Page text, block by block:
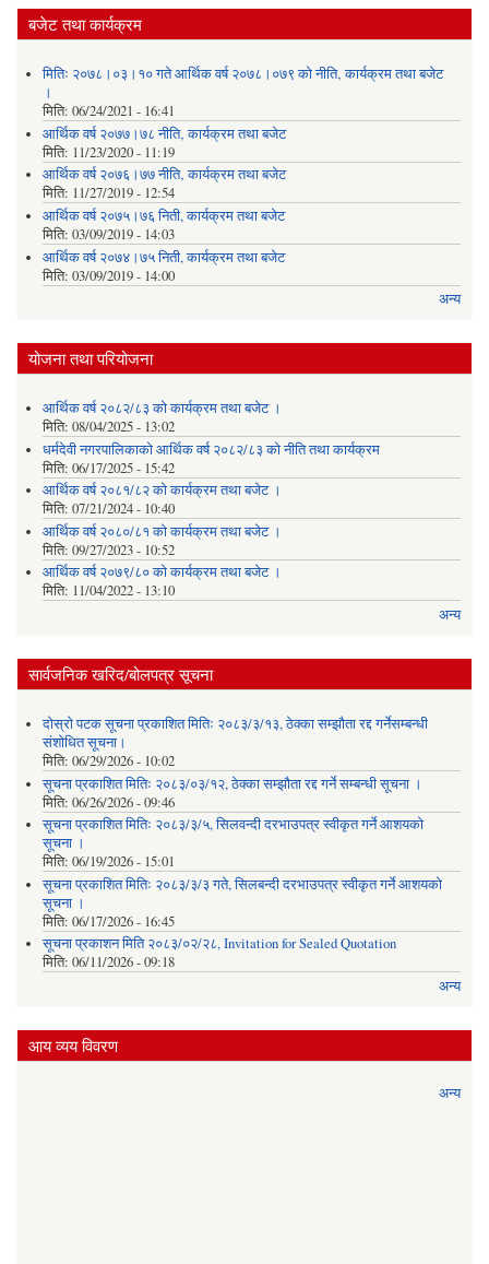
बजेट तथा कार्यक्रम
मितिः २०७८।०३।१० गते आर्थिक वर्ष २०७८।०७९ को नीति‚ कार्यक्रम तथा बजेट
।
मिति: 06/24/2021 - 16:41
आर्थिक वर्ष २०७७।७८ नीति‚ कार्यक्रम तथा बजेट
मिति: 11/23/2020 - 11:19
आर्थिक वर्ष २०७६।७७ नीति‚ कार्यक्रम तथा बजेट
मिति: 11/27/2019 - 12:54
आर्थिक वर्ष २०७५।७६ निती, कार्यक्रम तथा बजेट
मिति: 03/09/2019 - 14:03
आर्थिक वर्ष २०७४।७५ निती, कार्यक्रम तथा बजेट
मिति: 03/09/2019 - 14:00
अन्य
योजना तथा परियोजना
आर्थिक वर्ष २०८२/८३ को कार्यक्रम तथा बजेट ।
मिति: 08/04/2025 - 13:02
धर्मदेवी नगरपालिकाको आर्थिक वर्ष २०८२/८३ को नीति तथा कार्यक्रम
मिति: 06/17/2025 - 15:42
आर्थिक वर्ष २०८१/८२ को कार्यक्रम तथा बजेट ।
मिति: 07/21/2024 - 10:40
आर्थिक वर्ष २०८०/८१ को कार्यक्रम तथा बजेट ।
मिति: 09/27/2023 - 10:52
आर्थिक वर्ष २०७९/८० को कार्यक्रम तथा बजेट ।
मिति: 11/04/2022 - 13:10
अन्य
सार्वजनिक खरिद/बोलपत्र सूचना
दोस्रो पटक सूचना प्रकाशित मितिः २०८३/३/१३, ठेक्का सम्झौता रद्द गर्नेसम्बन्धी
संशोधित सूचना।
मिति: 06/29/2026 - 10:02
सूचना प्रकाशित मितिः २०८३/०३/१२, ठेक्का सम्झौता रद्द गर्ने सम्बन्धी सूचना ।
मिति: 06/26/2026 - 09:46
सूचना प्रकाशित मितिः २०८३/३/५, सिलवन्दी दरभाउपत्र स्वीकृत गर्ने आशयको
सूचना ।
मिति: 06/19/2026 - 15:01
सूचना प्रकाशित मितिः २०८३/३/३ गते, सिलबन्दी दरभाउपत्र स्वीकृत गर्ने आशयको
सूचना ।
मिति: 06/17/2026 - 16:45
सूचना प्रकाशन मिति २०८३/०२/२८, Invitation for Sealed Quotation
मिति: 06/11/2026 - 09:18
अन्य
आय व्यय विवरण
अन्य